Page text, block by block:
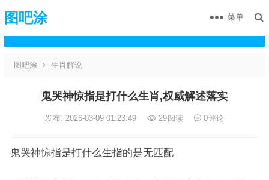
图吧涂 菜单
图吧涂 生肖解说
鬼哭神惊指是打什么生肖,权威解述落实
发布: 2026-03-09 01:23:49 29阅读 0评论
鬼哭神惊指是打什么生指的是无匹配